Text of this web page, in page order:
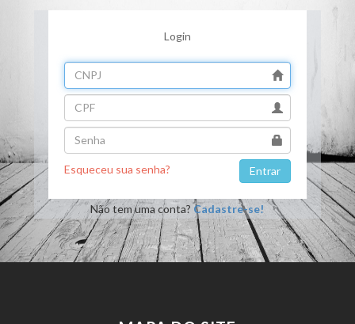
Login
Esqueceu sua senha?
Não tem uma conta? Cadastre-se!